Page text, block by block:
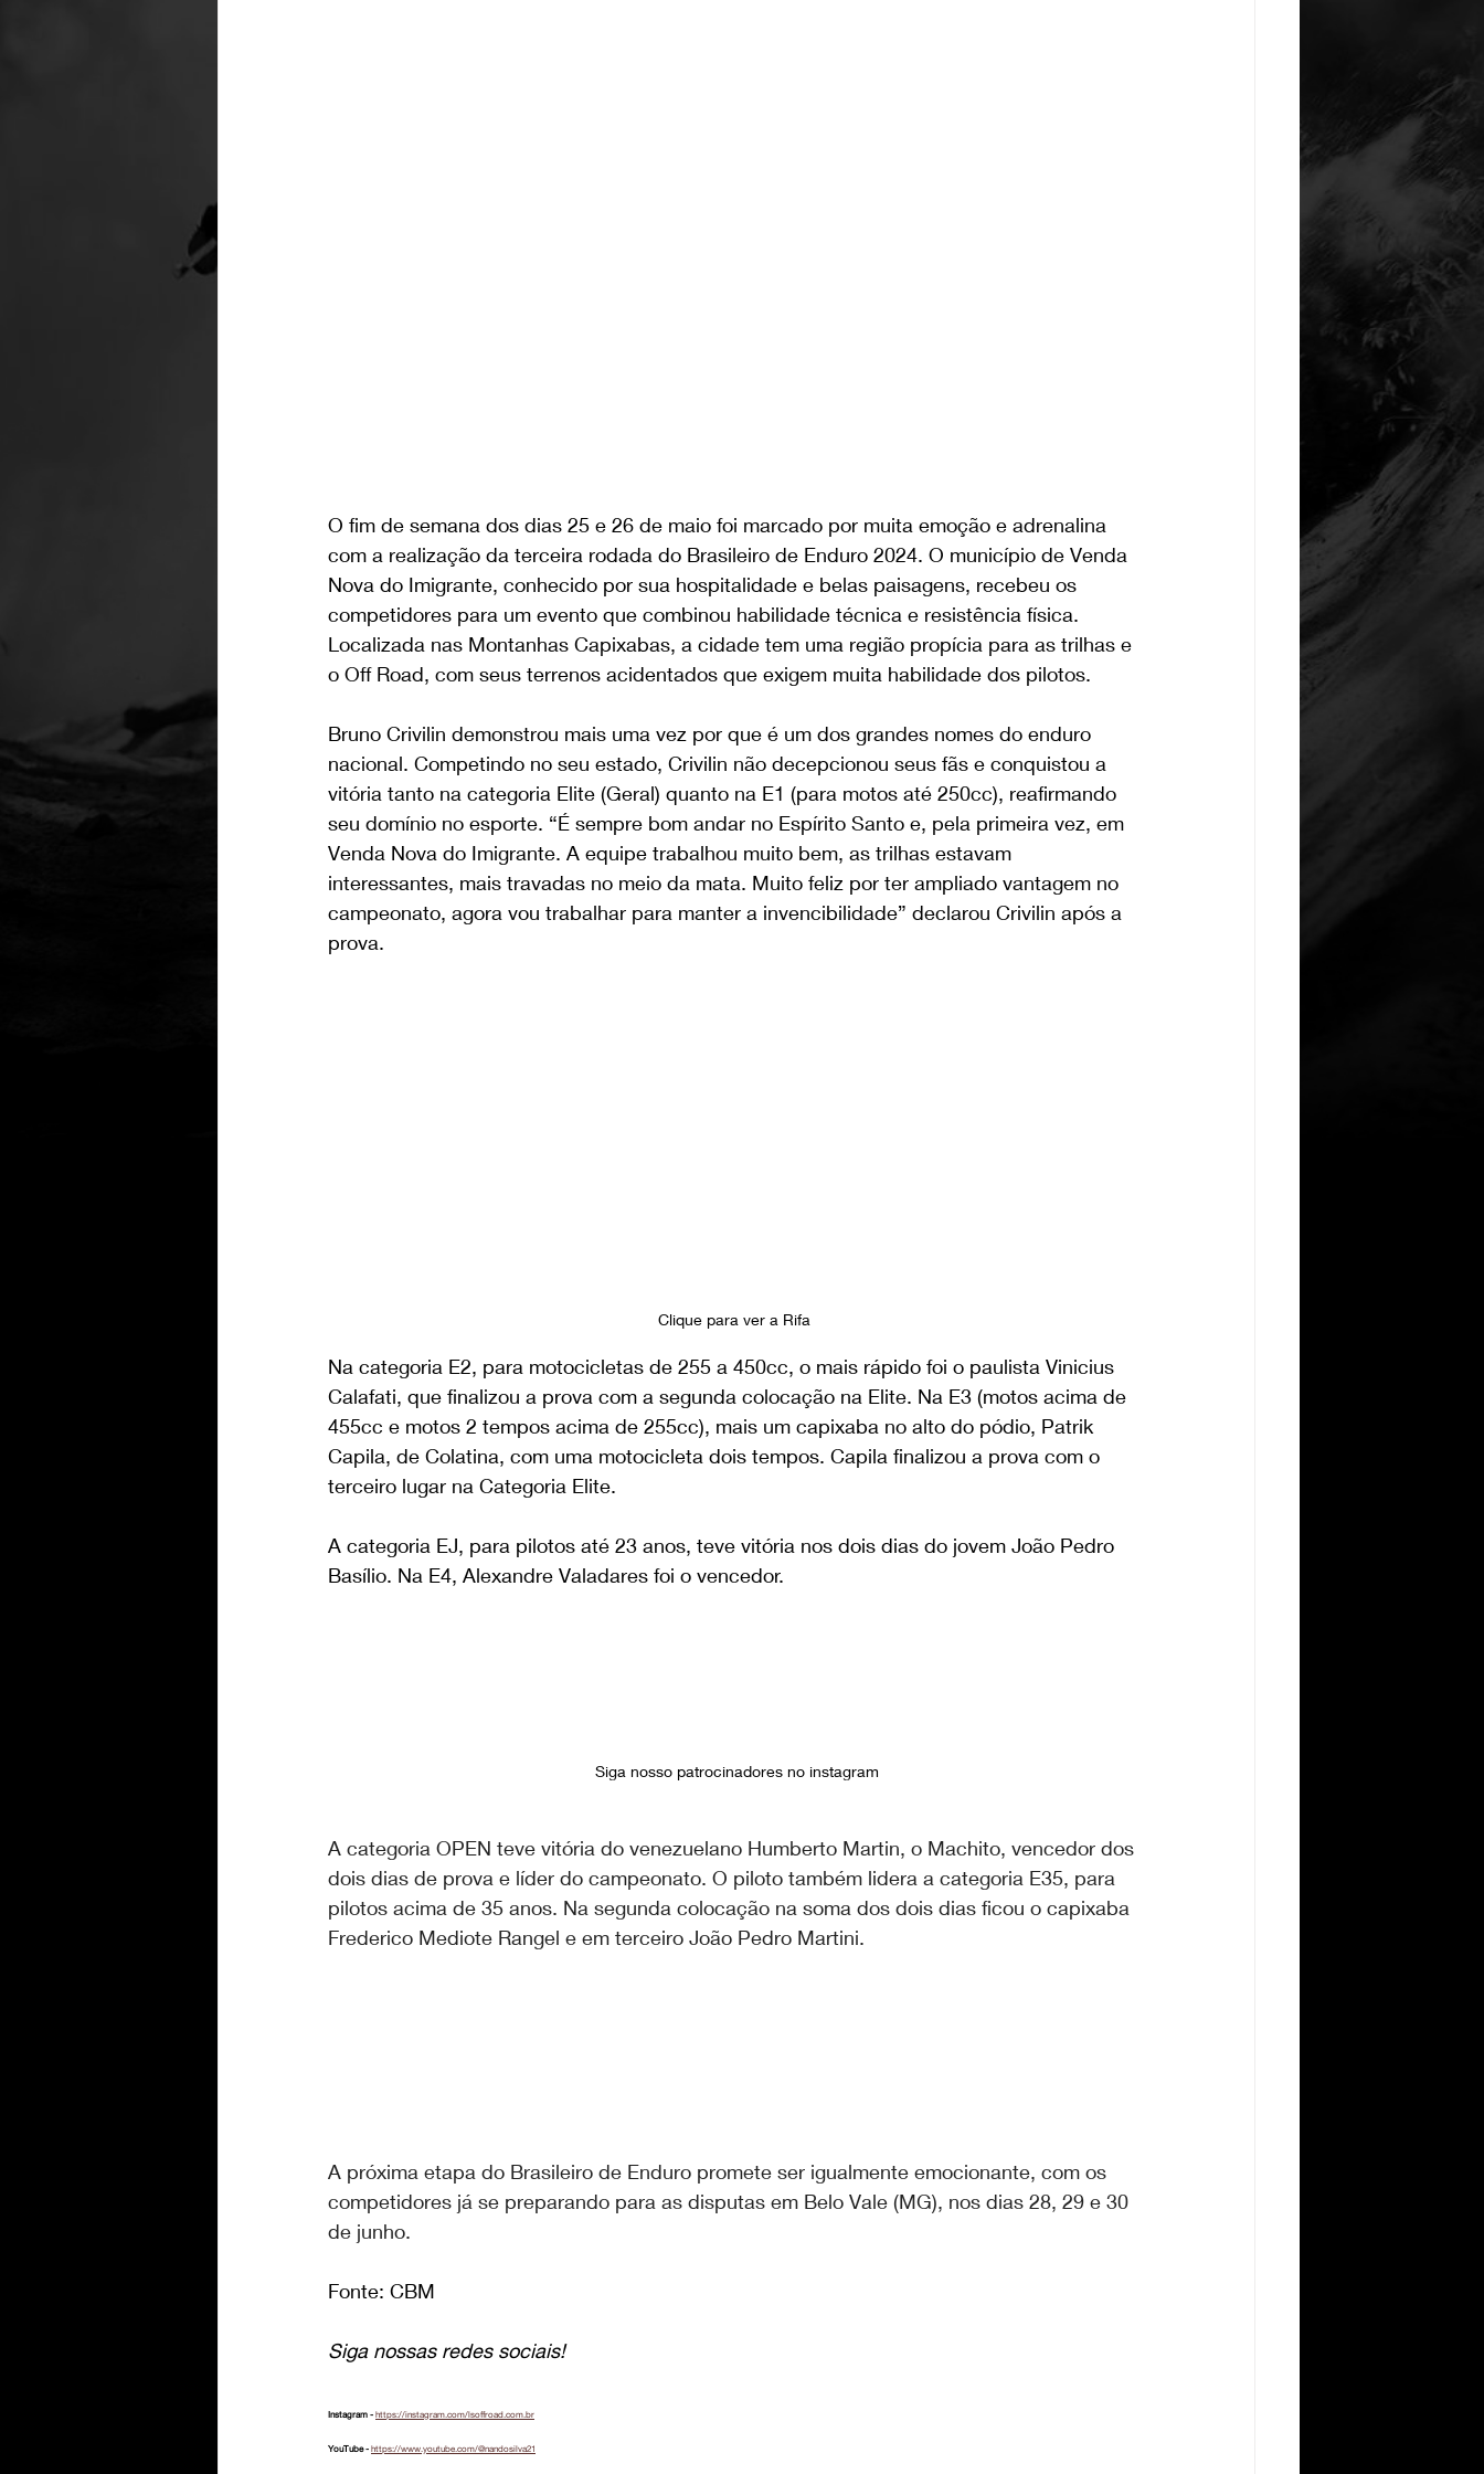
O fim de semana dos dias 25 e 26 de maio foi marcado por muita emoção e adrenalina
com a realização da terceira rodada do Brasileiro de Enduro 2024. O município de Venda
Nova do Imigrante, conhecido por sua hospitalidade e belas paisagens, recebeu os
competidores para um evento que combinou habilidade técnica e resistência física.
Localizada nas Montanhas Capixabas, a cidade tem uma região propícia para as trilhas e
o Off Road, com seus terrenos acidentados que exigem muita habilidade dos pilotos.
Bruno Crivilin demonstrou mais uma vez por que é um dos grandes nomes do enduro
nacional. Competindo no seu estado, Crivilin não decepcionou seus fãs e conquistou a
vitória tanto na categoria Elite (Geral) quanto na E1 (para motos até 250cc), reafirmando
seu domínio no esporte. “É sempre bom andar no Espírito Santo e, pela primeira vez, em
Venda Nova do Imigrante. A equipe trabalhou muito bem, as trilhas estavam
interessantes, mais travadas no meio da mata. Muito feliz por ter ampliado vantagem no
campeonato, agora vou trabalhar para manter a invencibilidade” declarou Crivilin após a
prova.
Clique para ver a Rifa
Na categoria E2, para motocicletas de 255 a 450cc, o mais rápido foi o paulista Vinicius
Calafati, que finalizou a prova com a segunda colocação na Elite. Na E3 (motos acima de
455cc e motos 2 tempos acima de 255cc), mais um capixaba no alto do pódio, Patrik
Capila, de Colatina, com uma motocicleta dois tempos. Capila finalizou a prova com o
terceiro lugar na Categoria Elite.
A categoria EJ, para pilotos até 23 anos, teve vitória nos dois dias do jovem João Pedro
Basílio. Na E4, Alexandre Valadares foi o vencedor.
Siga nosso patrocinadores no instagram
A categoria OPEN teve vitória do venezuelano Humberto Martin, o Machito, vencedor dos
dois dias de prova e líder do campeonato. O piloto também lidera a categoria E35, para
pilotos acima de 35 anos. Na segunda colocação na soma dos dois dias ficou o capixaba
Frederico Mediote Rangel e em terceiro João Pedro Martini.
A próxima etapa do Brasileiro de Enduro promete ser igualmente emocionante, com os
competidores já se preparando para as disputas em Belo Vale (MG), nos dias 28, 29 e 30
de junho.
Fonte: CBM
Siga nossas redes sociais!
Instagram - https://instagram.com/lsoffroad.com.br
YouTube - https://www.youtube.com/@nandosilva21